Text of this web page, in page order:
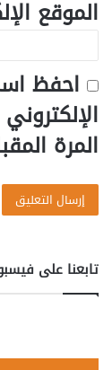
الموقع
احفظ
المرة
تابعنا على